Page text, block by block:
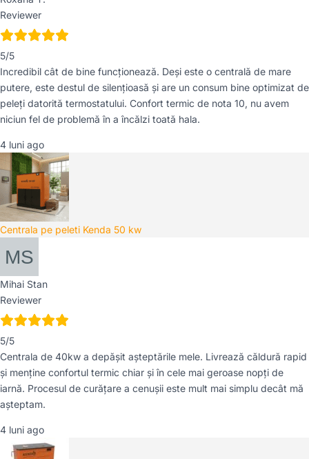
Reviewer
5/5
Incredibil cât de bine funcționează. Deși este o centrală de mare
putere, este destul de silențioasă și are un consum bine optimizat de
peleți datorită termostatului. Confort termic de nota 10, nu avem
niciun fel de problemă în a încălzi toată hala.
4 luni ago
Centrala pe peleti Kenda 50 kw
Mihai Stan
Reviewer
5/5
Centrala de 40kw a depășit așteptările mele. Livrează căldură rapid
și menține confortul termic chiar și în cele mai geroase nopți de
iarnă. Procesul de curățare a cenușii este mult mai simplu decât mă
așteptam.
4 luni ago